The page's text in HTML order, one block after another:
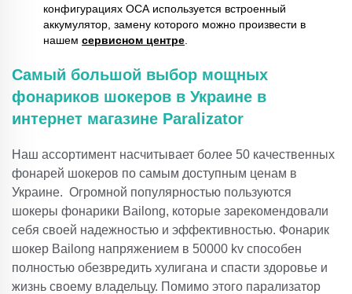
конфигурациях ОСА используется встроенный
аккумулятор, замену которого можно произвести в
нашем сервисном центре
Самый большой выбор мощных
фонариков шокеров в Украине в
интернет магазине Paralizator
Наш ассортимент насчитывает более 50 качественных
фонарей шокеров по самым доступным ценам в
Украине. Огромной популярностью пользуются
шокеры фонарики Bailong, которые зарекомендовали
себя своей надежностью и эффективностью. Фонарик
шокер Bailong напряжением в 50000 kv способен
полностью обезвредить хулигана и спасти здоровье и
жизнь своему владельцу. Помимо этого парализатор